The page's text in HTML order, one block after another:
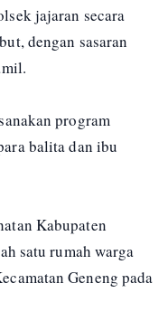
jajaran secara
dengan sasaran
program
balita dan ibu
Kabupaten
satu rumah warga
Geneng pada